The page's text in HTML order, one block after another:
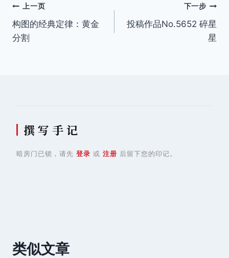
文
章
上一页
构图的经典定律：黄金
分割
下一步
投稿作品No.5652 碎星
星
撰 写 手 记
暗房门已锁，请先 登录 或 注册 后留下您的印记。
类似文章